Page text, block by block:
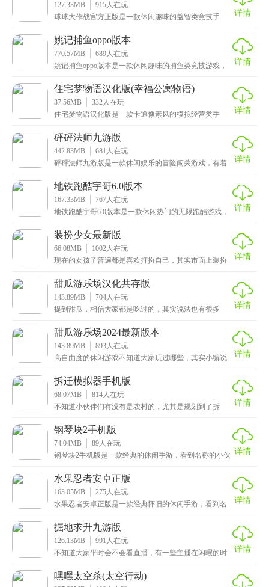
127.33MB 915人在玩
球球大作战官方正版是一款休闲趣味的益智类竞技手
魔性的
详情
姚记捕鱼oppo版本
770.57MB 689人在玩
姚记捕鱼oppo版本是一款休闲趣味的捕鱼类竞技游戏，
详情
住宅梦物语汉化版(幸福公寓物语)
37.56MB 332人在玩
住宅梦物语汉化版是一款卡通像素风的模拟经营类手
在游戏
详情
砰砰法师九游版
442.83MB 681 人在玩
砰砰法师九游版是一款休闲娱乐的冒险闯关游戏，有着
愉悦
详情
地铁跑酷宇哥6.0版本
167.33MB 767人在玩
地铁跑酷宇哥6.0版本是一款休闲热门的无限跑酷游戏，
详情
装扮少女最新版
66.08MB 1002人在玩
现在的女孩子普遍都是喜欢打扮自己，其实市面上装扮
女最
详情
甜瓜游乐场汉化共存版
143.89MB 704人在玩
提到甜瓜，相信大家都是吃过的，其实说法也有很多
乐场汉
详情
甜瓜游乐场2024最新版本
143.89MB 893人在玩
高自由度的休闲游戏不知道大家玩过哪些，其实小编说
场2
详情
拆迁模拟器手机版
68.07MB 814人在玩
不知道小伙伴们有没有是农村的，尤其是规划到了拆
戏也是
详情
钢琴块2手机版
74.04MB 89人在玩
钢琴块2手机版是一款经典的休闲手游，看到名称的小伙
候
详情
水果忍者安卓正版
163.05MB 275人在玩
水果忍者安卓正版是一款经典怀旧的休闲手游，看到名
玩的
详情
掘地求升九游版
126.13MB 991 人在玩
不知道大家平时会不会看直播，有一些主播在闲暇的时
九游
详情
嘿嘿太空杀(太空行动)